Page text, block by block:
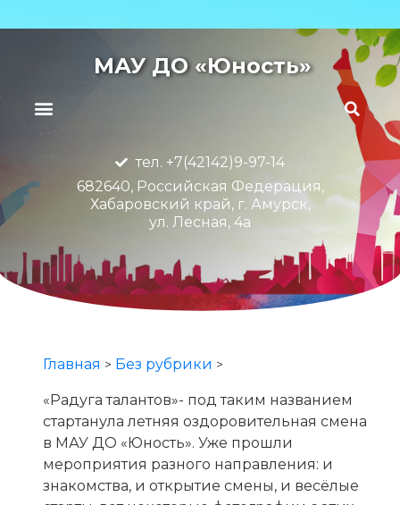
МАУ ДО «Юность»
тел. +7(42142)9-97-14
682640, Российская Федерация,
Хабаровский край, г. Амурск,
ул. Лесная, 4а
Главная > Без рубрики >
«Радуга талантов»- под таким названием
стартанула летняя оздоровительная смена
в МАУ ДО «Юность». Уже прошли
мероприятия разного направления: и
знакомства, и открытие смены, и весёлые